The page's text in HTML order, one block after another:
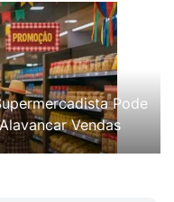
Pode
Vendas